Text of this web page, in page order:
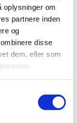
oplysninger om
partnere inden
og
disse
dem, eller som